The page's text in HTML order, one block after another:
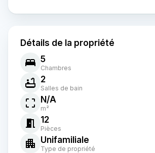
Détails de la propriété
5
Chambres
2
Salles de bain
N/A
m²
12
Pièces
Unifamiliale
Type de propriété